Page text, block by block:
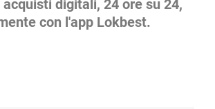
digitali, 24 ore su 24,
con l'app Lokbest.